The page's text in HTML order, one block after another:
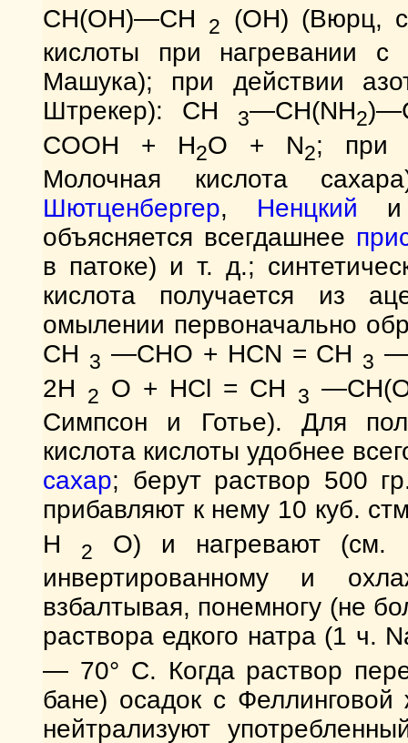
СН(ОН)—СН
2
(ОН) (Вюрц,
кислоты при нагревании
Машука); при действии
Штрекер): CH
3—CH(NH2
COOH + H2O + N2; при
Молочная кислота
Шютценбергер, Ненцкий и
объясняется всегдашнее
в патоке) и т. д.;
кислота получается из
омылении первоначально
СН 3 —СНО + HCN = CH 3
2Н
2 О + НСl = CH 3
Симпсон и Готье). Для
кислота кислоты удобнее
сахар; берут раствор 500
прибавляют к нему 10 куб.
H
2 O) и нагревают (см.
инвертированному и
взбалтывая, понемногу (не
раствора едкого натра (1 ч.
— 70° С. Когда раствор
бане) осадок с
нейтрализуют